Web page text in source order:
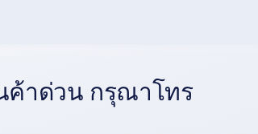
ค้าด่วน กรุณาโทร